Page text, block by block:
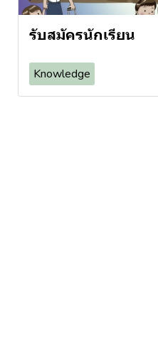
รับสมัครนักเรียน
Knowledge